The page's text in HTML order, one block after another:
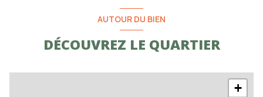
AUTOUR DU BIEN
DÉCOUVREZ LE QUARTIER
+